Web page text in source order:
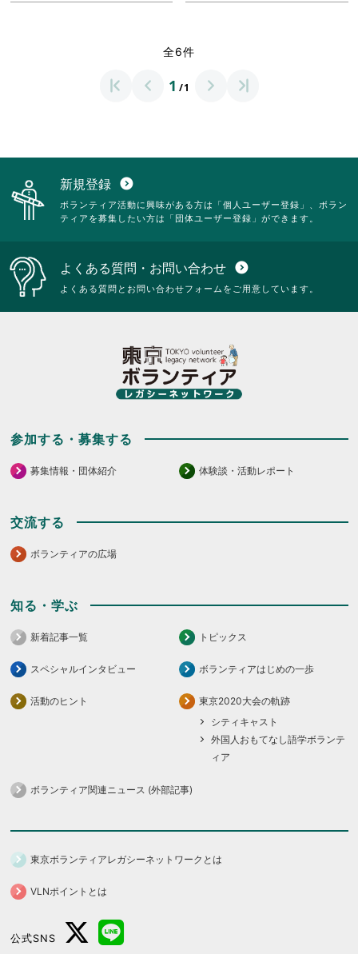
全6件
1 /1
新規登録 expand_circle_down
ボランティア活動に興味がある方は「個人ユーザー登録」、ボラン
ティアを募集したい方は「団体ユーザー登録」ができます。
よくある質問・お問い合わせ expand_circle_down
よくある質問とお問い合わせフォームをご用意しています。
参加する・募集する
募集情報・団体紹介 体験談・活動レポート
交流する
ボランティアの広場
知る・学ぶ
新着記事一覧 トピックス
スペシャルインタビュー ボランティアはじめの一歩
活動のヒント
東京2020大会の軌跡
シティキャスト
外国人おもてなし語学ボランテ
ィア
ボランティア関連ニュース (外部記事)
東京ボランティアレガシーネットワークとは
VLNポイントとは
公式SNS